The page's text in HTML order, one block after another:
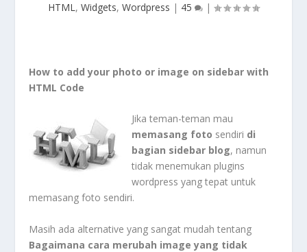
HTML, Widgets, Wordpress | 45 |
How to add your photo or image on sidebar with
HTML Code
Jika teman-teman mau
memasang foto sendiri di
bagian sidebar blog, namun
tidak menemukan plugins
wordpress yang tepat untuk
memasang foto sendiri.
Masih ada alternative yang sangat mudah tentang
Bagaimana cara merubah image yang tidak